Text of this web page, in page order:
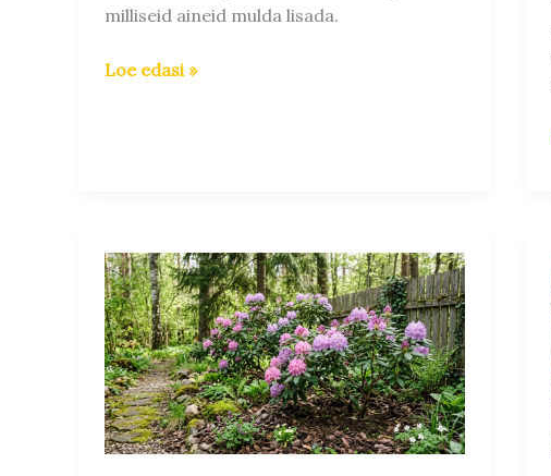
milliseid aineid mulda lisada.
Loe edasi »
Rododendronite
valimine:
milline
sort
sobib
Eesti
aeda?